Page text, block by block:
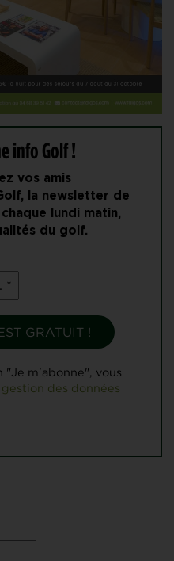
info Golf !
vos amis
la newsletter de
lundi matin,
du golf.
"Je m'abonne", vous
des données